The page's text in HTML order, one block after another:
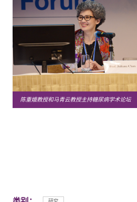
陈重娥教授和马青云教授主持糖尿病学术论坛